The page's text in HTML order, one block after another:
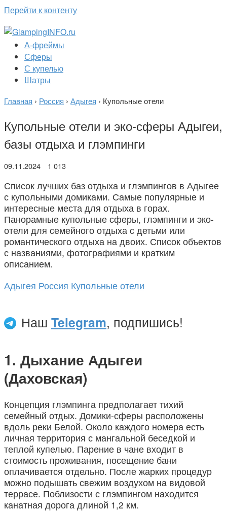
Перейти к контенту
А-фреймы
Сферы
С купелью
Шатры
Главная › Россия › Адыгея › Купольные отели
Купольные отели и эко-сферы Адыгеи,
базы отдыха и глэмпинги
09.11.2024 1 013
Список лучших баз отдыха и глэмпингов в Адыгее
с купольными домиками. Самые популярные и
интересные места для отдыха в горах.
Панорамные купольные сферы, глэмпинги и эко-
отели для семейного отдыха с детьми или
романтического отдыха на двоих. Список объектов
с названиями, фотографиями и кратким
описанием.
Адыгея Россия Купольные отели
Наш Telegram, подпишись!
Дыхание Адыгеи
(Даховская)
Концепция глэмпинга предполагает тихий
семейный отдых. Домики-сферы расположены
вдоль реки Белой. Около каждого номера есть
личная территория с мангальной беседкой и
теплой купелью. Парение в чане входит в
стоимость проживания, посещение бани
оплачивается отдельно. После жарких процедур
можно подышать свежим воздухом на видовой
террасе. Поблизости с глэмпингом находится
канатная дорога длиной 1,2 км.